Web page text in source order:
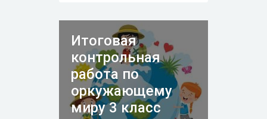
Итоговая
контрольная
работа по
оркужающему
миру 3 класс